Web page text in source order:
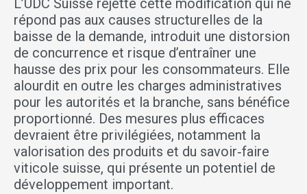
L’UDC Suisse rejette cette modification qui ne
répond pas aux causes structurelles de la
baisse de la demande, introduit une distorsion
de concurrence et risque d’entraîner une
hausse des prix pour les consommateurs. Elle
alourdit en outre les charges administratives
pour les autorités et la branche, sans bénéfice
proportionné. Des mesures plus efficaces
devraient être privilégiées, notamment la
valorisation des produits et du savoir‑faire
viticole suisse, qui présente un potentiel de
développement important.